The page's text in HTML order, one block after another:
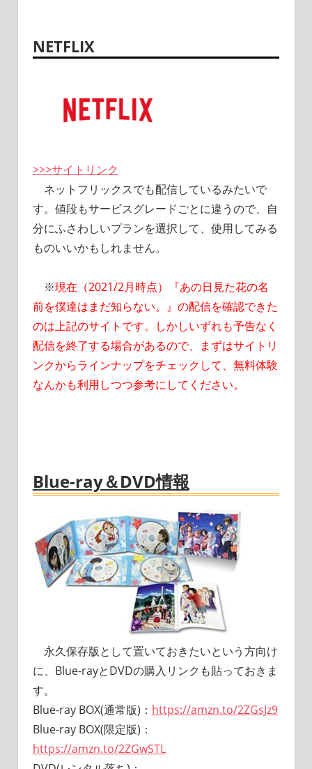
NETFLIX
>>>サイトリンク
ネットフリックスでも配信しているみたいで
す。値段もサービスグレードごとに違うので、自
分にふさわしいプランを選択して、使用してみる
ものいいかもしれません。
※現在（2021/2月時点）『あの日見た花の名
前を僕達はまだ知らない。』の配信を確認できた
のは上記のサイトです。しかしいずれも予告なく
配信を終了する場合があるので、まずはサイトリ
ンクからラインナップをチェックして、無料体験
なんかも利用しつつ参考にしてください。
Blue-ray＆DVD情報
永久保存版として置いておきたいという方向け
に、Blue-rayとDVDの購入リンクも貼っておきま
す。
Blue-ray BOX(通常版)： https://amzn.to/2ZGsJz9
Blue-ray BOX(限定版)：
https://amzn.to/2ZGwSTL